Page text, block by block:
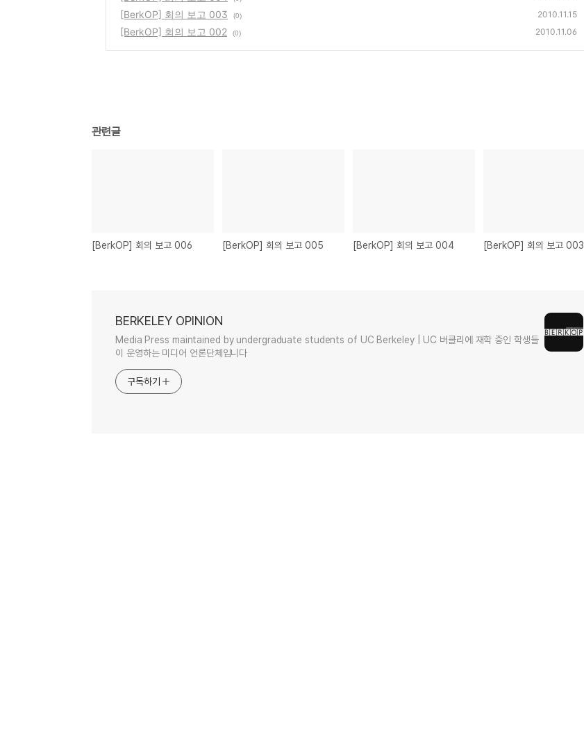
[BerkOP] 회의 보고 003 (0) 2010.11.15
[BerkOP] 회의 보고 002 (0) 2010.11.06
관련글
[BerkOP] 회의 보고 006 [BerkOP] 회의 보고 005 [BerkOP] 회의 보고 004 [BerkOP] 회의 보고 003
BERKELEY OPINION
Media Press maintained by undergraduate students of UC Berkeley | UC 버클리에 재학 중인 학생들
이 운영하는 미디어 언론단체입니다
구독하기